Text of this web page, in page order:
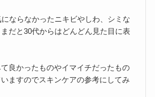
ならなかったニキビやしわ、シミな
だと30代からはどんどん見た目に表
良かったものやイマイチだったもの
ますのでスキンケアの参考にしてみ